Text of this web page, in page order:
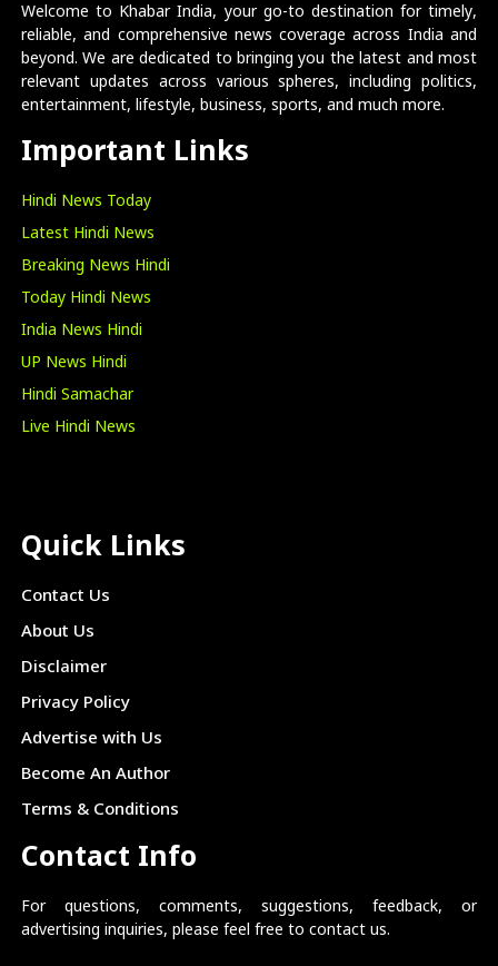
Welcome to Khabar India, your go-to destination for timely,
reliable, and comprehensive news coverage across India and
beyond. We are dedicated to bringing you the latest and most
relevant updates across various spheres, including politics,
entertainment, lifestyle, business, sports, and much more.
Important Links
Hindi News Today
Latest Hindi News
Breaking News Hindi
Today Hindi News
India News Hindi
UP News Hindi
Hindi Samachar
Live Hindi News
Quick Links
Contact Us
About Us
Disclaimer
Privacy Policy
Advertise with Us
Become An Author
Terms & Conditions
Contact Info
For questions, comments, suggestions, feedback, or
advertising inquiries, please feel free to contact us.